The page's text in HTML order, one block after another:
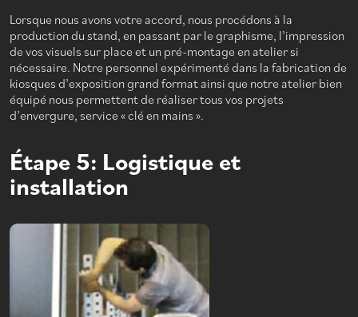
Lorsque nous avons votre accord, nous procédons à la
production du stand, en passant par le graphisme, l’impression
de vos visuels sur place et un pré-montage en atelier si
nécessaire. Notre personnel expérimenté dans la fabrication de
kiosques d’exposition grand format ainsi que notre atelier bien
équipé nous permettent de réaliser tous vos projets
d’envergure, service « clé en mains ».
Étape 5: Logistique et
installation